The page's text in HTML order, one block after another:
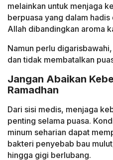
melainkan untuk menjaga
berpuasa yang dalam
Allah dibandingkan aroma
Namun perlu
dan tidak membatalkan
Jangan Abaikan
Ramadhan
Dari sisi medis, menjaga
penting selama puasa.
minum seharian dapat
bakteri penyebab bau
hingga gigi berlubang.